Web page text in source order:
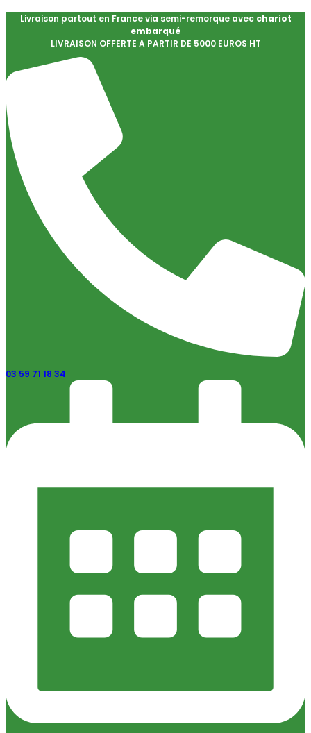
Livraison partout en France via semi-remorque avec chariot
embarqué
LIVRAISON OFFERTE A PARTIR DE 5000 EUROS HT
03 59 71 18 34